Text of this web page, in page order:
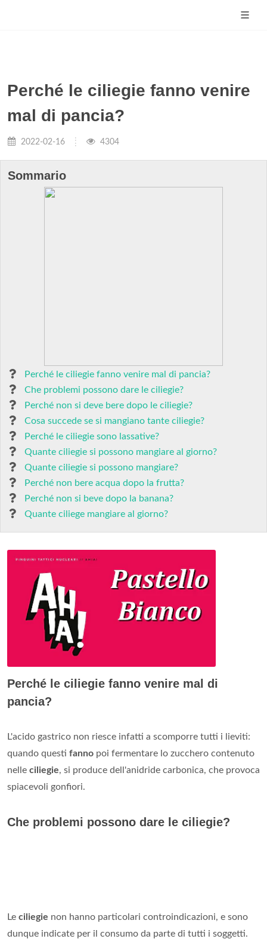
Perché le ciliegie fanno venire
mal di pancia?
2022-02-16 4304
Sommario
Perché le ciliegie fanno venire mal di pancia?
Che problemi possono dare le ciliegie?
Perché non si deve bere dopo le ciliegie?
Cosa succede se si mangiano tante ciliegie?
Perché le ciliegie sono lassative?
Quante ciliegie si possono mangiare al giorno?
Quante ciliegie si possono mangiare?
Perché non bere acqua dopo la frutta?
Perché non si beve dopo la banana?
Quante ciliege mangiare al giorno?
Perché le ciliegie fanno venire mal di
pancia?
L'acido gastrico non riesce infatti a scomporre tutti i lieviti:
quando questi fanno poi fermentare lo zucchero contenuto
nelle ciliegie, si produce dell'anidride carbonica, che provoca
spiacevoli gonfiori.
Che problemi possono dare le ciliegie?
Le ciliegie non hanno particolari controindicazioni, e sono
dunque indicate per il consumo da parte di tutti i soggetti.